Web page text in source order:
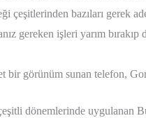
çeşitlerinden bazıları gerek
gereken işleri yarım
bir görünüm sunan telefon,
dönemlerinde